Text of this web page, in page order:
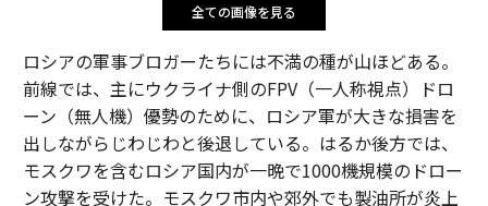
全ての画像を見る
ロシアの軍事ブロガーたちには不満の種が山ほどある。
前線では、主にウクライナ側のFPV（一人称視点）ドロ
ーン（無人機）優勢のために、ロシア軍が大きな損害を
出しながらじわじわと後退している。はるか後方では、
モスクワを含むロシア国内が一晩で1000機規模のドロー
ン攻撃を受けた。モスクワ市内や郊外でも製油所が炎上